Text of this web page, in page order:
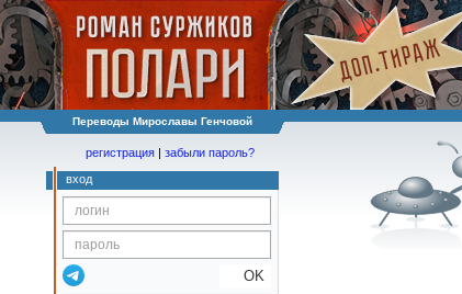
Переводы Мирославы Генчовой
регистрация | забыли пароль?
вход
OK